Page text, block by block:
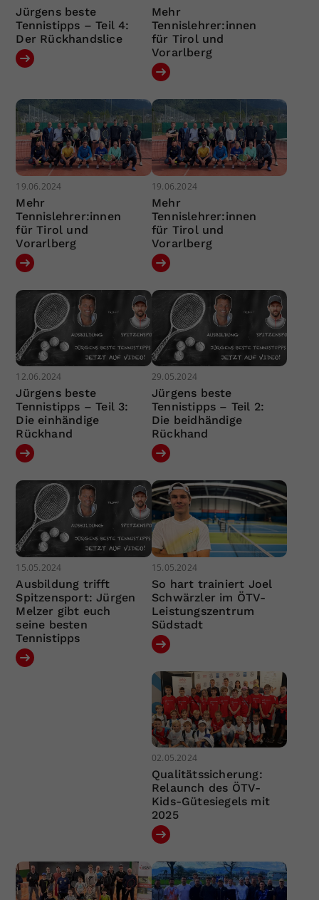
Jürgens beste
Tennistipps – Teil 4:
Der Rückhandslice
Mehr
Tennislehrer:innen
für Tirol und
Vorarlberg
19.06.2024
Mehr
Tennislehrer:innen
für Tirol und
Vorarlberg
19.06.2024
Mehr
Tennislehrer:innen
für Tirol und
Vorarlberg
12.06.2024
Jürgens beste
Tennistipps – Teil 3:
Die einhändige
Rückhand
29.05.2024
Jürgens beste
Tennistipps – Teil 2:
Die beidhändige
Rückhand
15.05.2024
Ausbildung trifft
Spitzensport: Jürgen
Melzer gibt euch
seine besten
Tennistipps
15.05.2024
So hart trainiert Joel
Schwärzler im ÖTV-
Leistungszentrum
Südstadt
02.05.2024
Qualitätssicherung:
Relaunch des ÖTV-
Kids-Gütesiegels mit
2025